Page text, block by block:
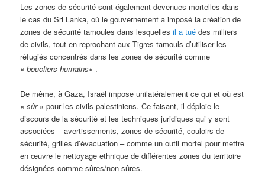
Les zones de sécurité sont également devenues mortelles dans
le cas du Sri Lanka, où le gouvernement a imposé la création de
zones de sécurité tamoules dans lesquellesil a tué des milliers
de civils, tout en reprochant aux Tigres tamouls d’utiliser les
réfugiés concentrés dans les zones de sécurité comme
«boucliers humains« .
De même, à Gaza, Israël impose unilatéralement ce qui et où est
«sûr» pour les civils palestiniens. Ce faisant, il déploie le
discours de la sécurité et les techniques juridiques qui y sont
associées – avertissements, zones de sécurité, couloirs de
sécurité, grilles d’évacuation – comme un outil mortel pour mettre
en œuvre le nettoyage ethnique de différentes zones du territoire
désignées comme sûres/non sûres.